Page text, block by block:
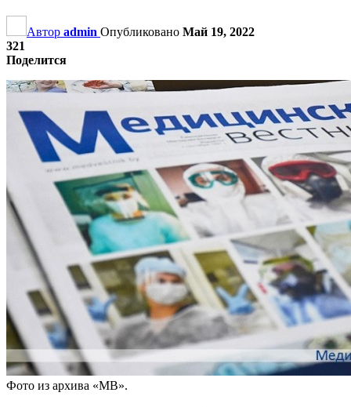
Автор admin Опубликовано Май 19, 2022
321
Поделится
Фото из архива «МВ».